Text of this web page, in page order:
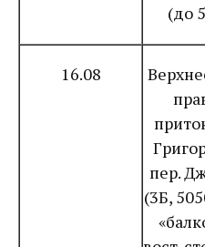
(до
16.08
пер.
(3Б,